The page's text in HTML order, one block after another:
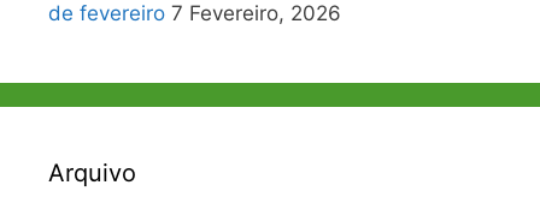
de fevereiro 7 Fevereiro, 2026
Arquivo